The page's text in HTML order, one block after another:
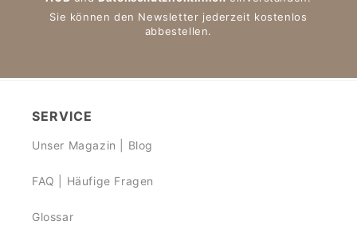
Sie können den Newsletter jederzeit kostenlos
abbestellen.
SERVICE
Unser Magazin | Blog
FAQ | Häufige Fragen
Glossar